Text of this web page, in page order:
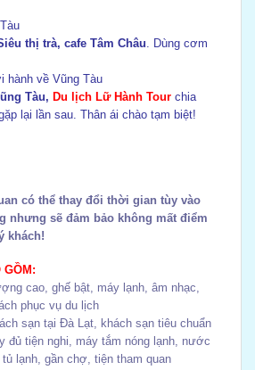
thị trà, cafe Tâm Châu. Dùng cơm
hành về Vũng Tàu
Tàu, Du lịch Lữ Hành Tour chia
lại lần sau. Thân ái chào tạm biệt!
có thể thay đổi thời gian tùy vào
nhưng sẽ đảm bảo không mất điểm
khách!
GỒM:
cao, ghế bật, máy lạnh, âm nhạc,
phục vụ du lịch
sạn tại Đà Lạt, khách sạn tiêu chuẩn
đủ tiện nghi, máy tắm nóng lạnh, nước
lạnh, gần chợ, tiện tham quan